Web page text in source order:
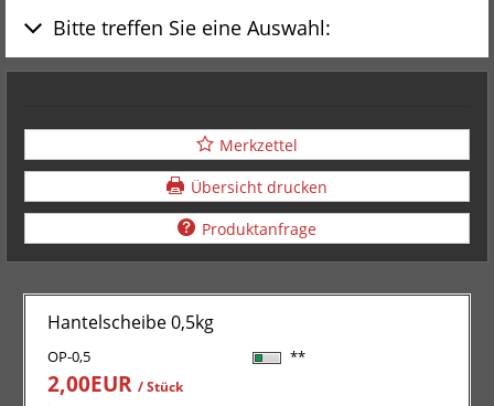
Bitte treffen Sie eine Auswahl:
Merkzettel
Übersicht drucken
Produktanfrage
Hantelscheibe 0,5kg
OP-0,5 **
2,00EUR / Stück